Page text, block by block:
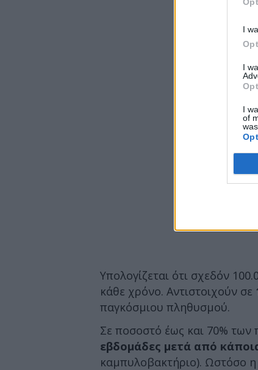
I
I
I
of
Υπολογίζεται ότι σχεδόν
κάθε χρόνο. Αντιστοιχούν σε
παγκόσμιου πληθυσμού.
Σε ποσοστό έως και 70% των
εβδομάδες μετά από
καμπυλοβακτήριο). Ωστόσο